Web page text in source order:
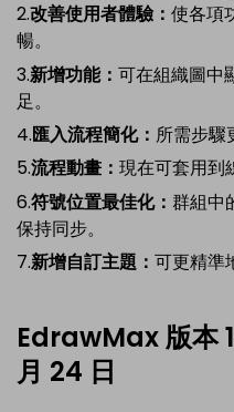
2.改善使用者體驗： 使各項
暢。
3.新增功能： 可在組織圖中
足。
4.匯入流程簡化： 所需步驟
5.流程動畫： 現在可套用到
6.符號位置最佳化： 群組中
保持同步。
7.新增自訂主題： 可更精準
EdrawMax 版本
月 24 日